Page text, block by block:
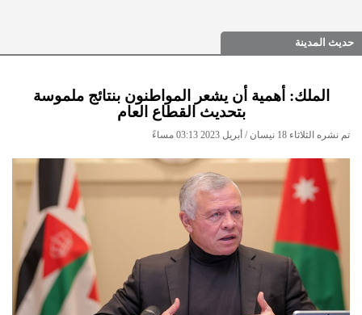
حديث المدينة
الملك: أهمية أن يشعر المواطنون بنتائج ملموسة
بتحديث القطاع العام
تم نشره الثلاثاء 18 نيسان / أبريل 2023 03:13 مساءً